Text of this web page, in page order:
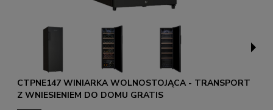
CTPNE147 WINIARKA WOLNOSTOJĄCA - TRANSPORT
Z WNIESIENIEM DO DOMU GRATIS